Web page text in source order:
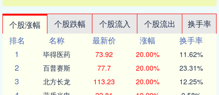
个股涨幅 个股跌幅 个股流入 个股流出
换手率
排名
名称 最新价 涨幅
换手率
1
毕得医药 73.92 20.00% 11.62%
2 百普赛斯 77.7 20.00% 23.31%
3 北方长龙 113.23 20.00% 12.25%